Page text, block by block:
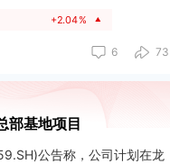
+2.04% ▲
6 73
部基地项目
公告称，公司计划在龙